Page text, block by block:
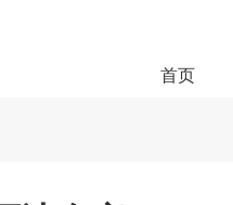
首页